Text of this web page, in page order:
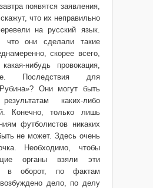
появятся заявления,
что их неправильно
на русский язык.
они сделали такие
скорее всего,
нибудь провокация,
Последствия для
Они могут быть
каких-либо
Конечно, только лишь
футболистов никаких
не может. Здесь очень
Необходимо, чтобы
органы взяли эти
в оборот, по фактам
дело, по делу